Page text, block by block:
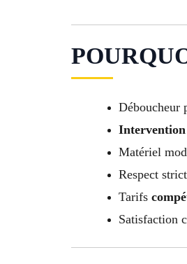
Déboucheur
Matériel
Respect
Tarifs
Satisfaction